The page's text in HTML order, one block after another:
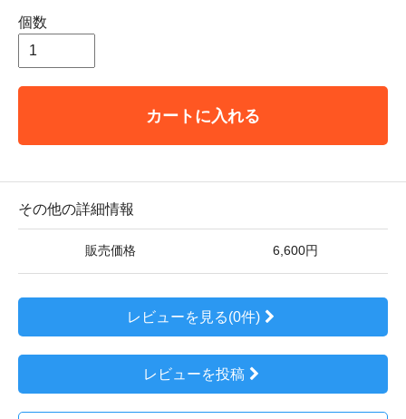
個数
カートに入れる
その他の詳細情報
販売価格 6,600円
レビューを見る(0件)
レビューを投稿